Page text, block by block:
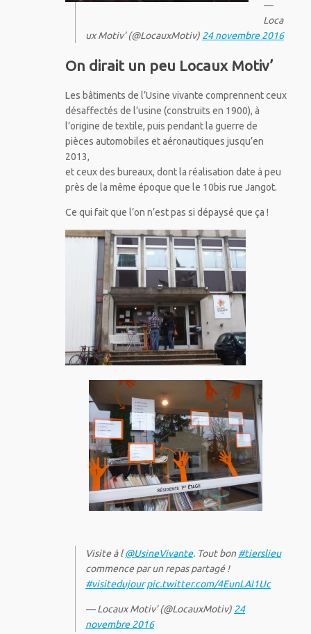
—
Loca
ux Motiv’ (@LocauxMotiv) 24 novembre 2016
On dirait un peu Locaux Motiv’
Les bâtiments de l’Usine vivante comprennent ceux
désaffectés de l’usine (construits en 1900), à
l’origine de textile, puis pendant la guerre de
pièces automobiles et aéronautiques jusqu’en
2013,
et ceux des bureaux, dont la réalisation date à peu
près de la même époque que le 10bis rue Jangot.
Ce qui fait que l’on n’est pas si dépaysé que ça !
Visite à l@UsineVivante. Tout bon#tierslieu
commence par un repas partagé !
#visitedujour pic.twitter.com/4EunLAI1Uc
— Locaux Motiv’ (@LocauxMotiv) 24
novembre 2016